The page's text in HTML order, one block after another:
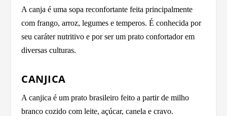
A canja é uma sopa reconfortante feita principalmente
com frango, arroz, legumes e temperos. É conhecida por
seu caráter nutritivo e por ser um prato confortador em
diversas culturas.
CANJICA
A canjica é um prato brasileiro feito a partir de milho
branco cozido com leite, açúcar, canela e cravo.